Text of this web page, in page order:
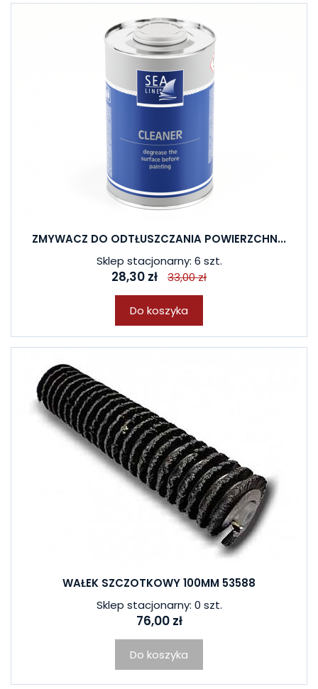
ZMYWACZ DO ODTŁUSZCZANIA POWIERZCHN...
Sklep stacjonarny: 6 szt.
28,30 zł 33,00 zł
Do koszyka
WAŁEK SZCZOTKOWY 100MM 53588
Sklep stacjonarny: 0 szt.
76,00 zł
Do koszyka